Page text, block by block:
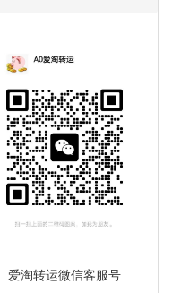
爱淘转运微信客服号